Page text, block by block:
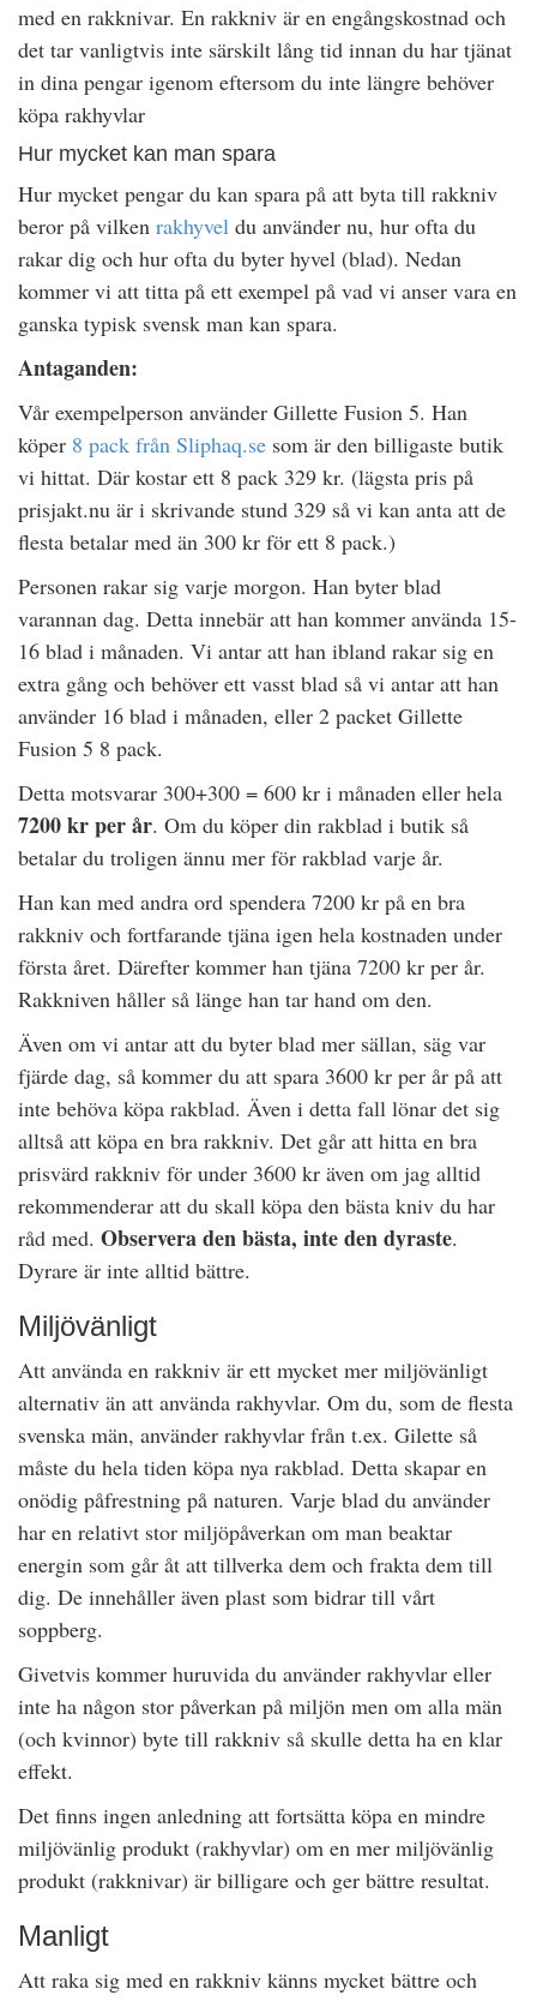
med en rakknivar. En rakkniv är en engångskostnad och
det tar vanligtvis inte särskilt lång tid innan du har tjänat
in dina pengar igenom eftersom du inte längre behöver
köpa rakhyvlar
Hur mycket kan man spara
Hur mycket pengar du kan spara på att byta till rakkniv
beror på vilken rakhyvel du använder nu, hur ofta du
rakar dig och hur ofta du byter hyvel (blad). Nedan
kommer vi att titta på ett exempel på vad vi anser vara en
ganska typisk svensk man kan spara.
Antaganden:
Vår exempelperson använder Gillette Fusion 5. Han
köper 8 pack från Sliphaq.se som är den billigaste butik
vi hittat. Där kostar ett 8 pack 329 kr. (lägsta pris på
prisjakt.nu är i skrivande stund 329 så vi kan anta att de
flesta betalar med än 300 kr för ett 8 pack.)
Personen rakar sig varje morgon. Han byter blad
varannan dag. Detta innebär att han kommer använda 15-
16 blad i månaden. Vi antar att han ibland rakar sig en
extra gång och behöver ett vasst blad så vi antar att han
använder 16 blad i månaden, eller 2 packet Gillette
Fusion 5 8 pack.
Detta motsvarar 300+300 = 600 kr i månaden eller hela
7200 kr per år. Om du köper din rakblad i butik så
betalar du troligen ännu mer för rakblad varje år.
Han kan med andra ord spendera 7200 kr på en bra
rakkniv och fortfarande tjäna igen hela kostnaden under
första året. Därefter kommer han tjäna 7200 kr per år.
Rakkniven håller så länge han tar hand om den.
Även om vi antar att du byter blad mer sällan, säg var
fjärde dag, så kommer du att spara 3600 kr per år på att
inte behöva köpa rakblad. Även i detta fall lönar det sig
alltså att köpa en bra rakkniv. Det går att hitta en bra
prisvärd rakkniv för under 3600 kr även om jag alltid
rekommenderar att du skall köpa den bästa kniv du har
råd med. Observera den bästa, inte den dyraste.
Dyrare är inte alltid bättre.
Miljövänligt
Att använda en rakkniv är ett mycket mer miljövänligt
alternativ än att använda rakhyvlar. Om du, som de flesta
svenska män, använder rakhyvlar från t.ex. Gilette så
måste du hela tiden köpa nya rakblad. Detta skapar en
onödig påfrestning på naturen. Varje blad du använder
har en relativt stor miljöpåverkan om man beaktar
energin som går åt att tillverka dem och frakta dem till
dig. De innehåller även plast som bidrar till vårt
soppberg.
Givetvis kommer huruvida du använder rakhyvlar eller
inte ha någon stor påverkan på miljön men om alla män
(och kvinnor) byte till rakkniv så skulle detta ha en klar
effekt.
Det finns ingen anledning att fortsätta köpa en mindre
miljövänlig produkt (rakhyvlar) om en mer miljövänlig
produkt (rakknivar) är billigare och ger bättre resultat.
Manligt
Att raka sig med en rakkniv känns mycket bättre och